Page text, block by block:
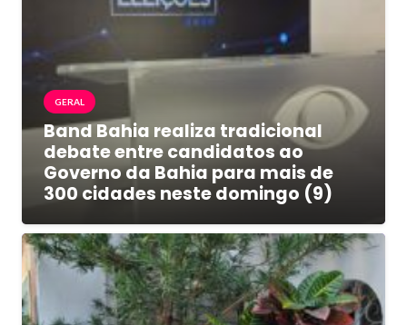
GERAL
Band Bahia realiza tradicional
debate entre candidatos ao
Governo da Bahia para mais de
300 cidades neste domingo (9)